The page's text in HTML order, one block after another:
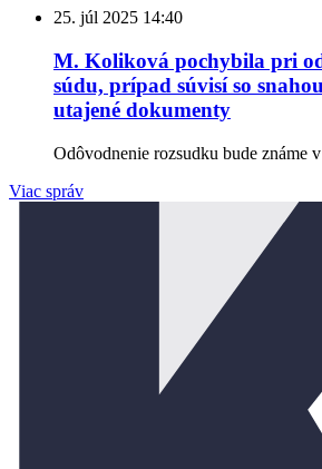
25. júl 2025 14:40
M. Koliková pochybila pri
súdu, prípad súvisí so
utajené dokumenty
Odôvodnenie rozsudku bude známe
Viac správ